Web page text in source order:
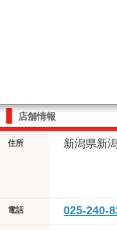
店舗情報
住所 新潟県新
電話 025-240-